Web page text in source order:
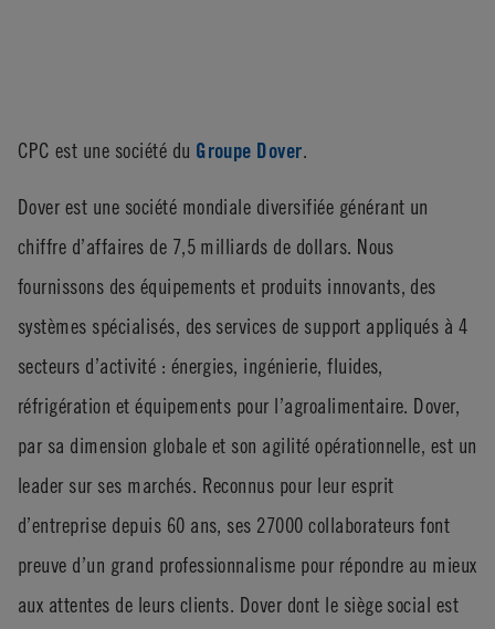
CPC est une société du Groupe Dover.
Dover est une société mondiale diversifiée générant un
chiffre d’affaires de 7,5 milliards de dollars. Nous
fournissons des équipements et produits innovants, des
systèmes spécialisés, des services de support appliqués à 4
secteurs d’activité : énergies, ingénierie, fluides,
réfrigération et équipements pour l’agroalimentaire. Dover,
par sa dimension globale et son agilité opérationnelle, est un
leader sur ses marchés. Reconnus pour leur esprit
d’entreprise depuis 60 ans, ses 27000 collaborateurs font
preuve d’un grand professionnalisme pour répondre au mieux
aux attentes de leurs clients. Dover dont le siège social est